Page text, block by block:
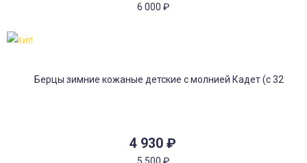
6 000 ₽
4 930 ₽
5 500 ₽
Хит!